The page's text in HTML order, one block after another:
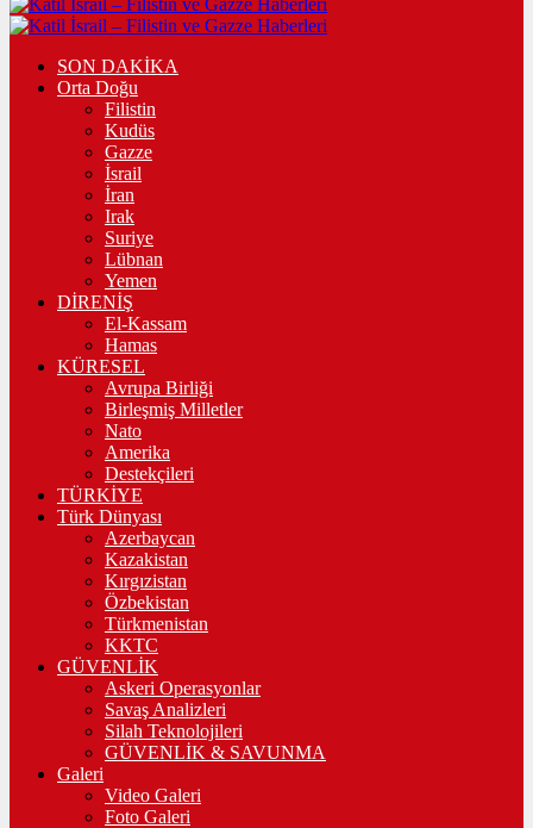
SON DAKİKA
Orta Doğu
Filistin
Kudüs
Gazze
İsrail
İran
Irak
Suriye
Lübnan
Yemen
DİRENİŞ
El-Kassam
Hamas
KÜRESEL
Avrupa Birliği
Birleşmiş Milletler
Nato
Amerika
Destekçileri
TÜRKİYE
Türk Dünyası
Azerbaycan
Kazakistan
Kırgızistan
Özbekistan
Türkmenistan
KKTC
GÜVENLİK
Askeri Operasyonlar
Savaş Analizleri
Silah Teknolojileri
GÜVENLİK & SAVUNMA
Galeri
Video Galeri
Foto Galeri